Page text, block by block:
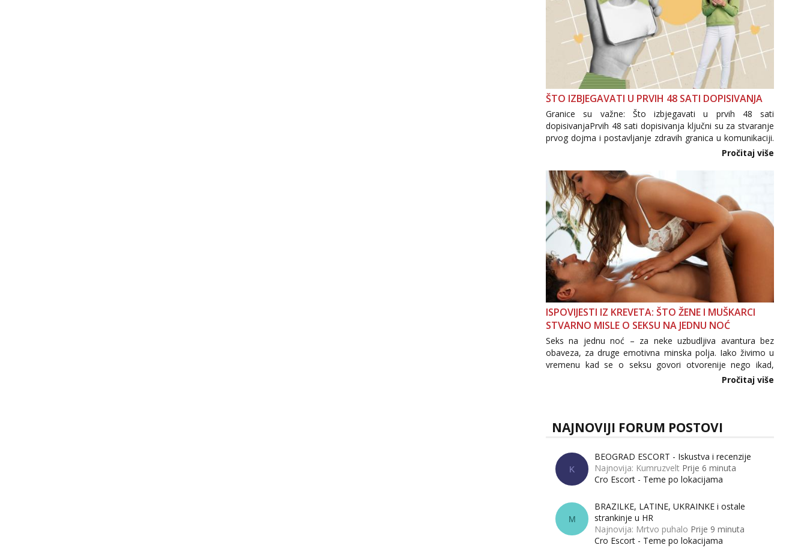
ŠTO IZBJEGAVATI U PRVIH 48 SATI DOPISIVANJA
Granice su važne: Što izbjegavati u prvih 48 sati
dopisivanjaPrvih 48 sati dopisivanja ključni su za stvaranje
prvog dojma i postavljanje zdravih granica u komunikaciji.
Važno je izbjeći prebrzo otkrivanje osobnih ili intimnih
informacija, jer nepoznata osoba još nije zaslužila to
povjerenje. Takođe...
Pročitaj više
ISPOVIJESTI IZ KREVETA: ŠTO ŽENE I MUŠKARCI
STVARNO MISLE O SEKSU NA JEDNU NOĆ
Seks na jednu noć – za neke uzbudljiva avantura bez
obaveza, za druge emotivna minska polja. Iako živimo u
vremenu kad se o seksu govori otvorenije nego ikad,
tema „jedne noći strasti“ i dalje izaziva burne rasprave. Što
Pročitaj više
NAJNOVIJI FORUM POSTOVI
K
BEOGRAD ESCORT - Iskustva i recenzije
Najnovija: Kumruzvelt Prije 6 minuta
Cro Escort - Teme po lokacijama
M
BRAZILKE, LATINE, UKRAINKE i ostale
strankinje u HR
Najnovija: Mrtvo puhalo Prije 9 minuta
Cro Escort - Teme po lokacijama